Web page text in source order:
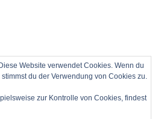
Website verwendet Cookies. Wenn du
du der Verwendung von Cookies zu.
zur Kontrolle von Cookies, findest